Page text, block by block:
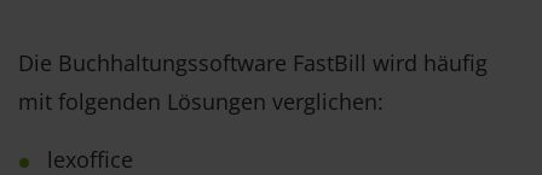
Die Buchhaltungssoftware FastBill wird häufig
mit folgenden Lösungen verglichen:
lexoffice